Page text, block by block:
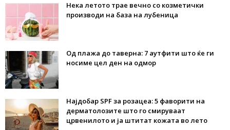
Нека летото трае вечно со козметички
производи на база на лубеница
Од плажа до таверна: 7 аутфити што ќе ги
носиме цел ден на одмор
Најдобар SPF за розацеа: 5 фаворити на
дерматолозите што го смируваат
црвенилото и ја штитат кожата во лето